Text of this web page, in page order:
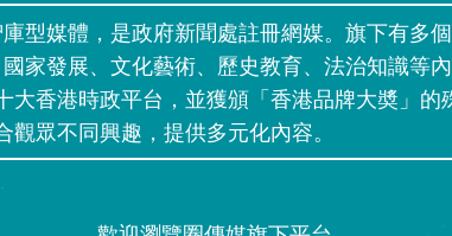
型媒體，是政府新聞處註冊網媒。旗下有多
家發展、文化藝術、歷史教育、法治知識等
香港時政平台，並獲頒「香港品牌大奬」的
眾不同興趣，提供多元化內容。